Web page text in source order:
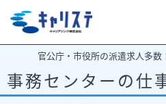
官公庁・市役所の派遣求人多数
事務センターの仕